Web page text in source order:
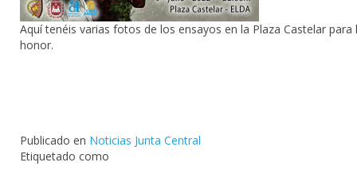
Aquí tenéis varias fotos de los ensayos en la Plaza Castelar
honor.
Publicado en Noticias Junta Central
Etiquetado como